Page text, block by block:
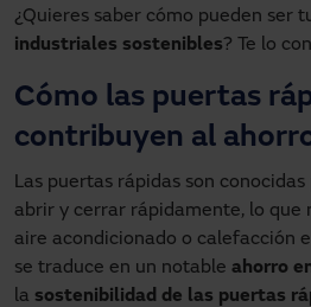
¿Quieres saber cómo pueden ser
industriales sostenibles? Te lo
Cómo las puertas
contribuyen al
Las puertas rápidas son
abrir y cerrar rápidamente, lo que
aire acondicionado o calefacción
se traduce en un notable ahorro
la sostenibilidad de las puertas